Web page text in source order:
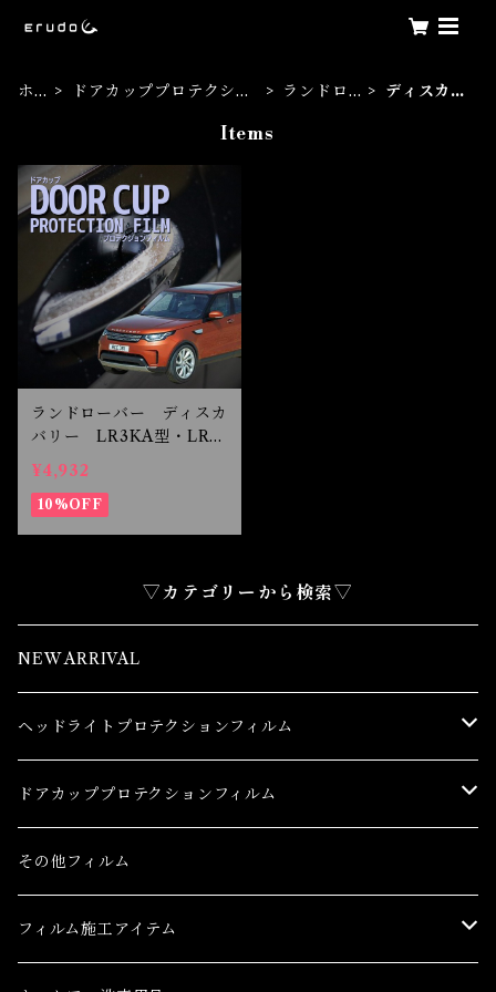
ホ
ドアカッププロテクショ
ランドロ
ディスカバ
Items
ランドローバー ディスカ
バリー LR3KA型・LR3
VA型 H29.4-R3.6 ドア
カップ保護フィルム
¥4,932
10%OFF
▽カテゴリーから検索▽
NEW ARRIVAL
ヘッドライトプロテクションフィルム
トヨタ
86(GR86)
bB
レクサス
CT
ES
日産
ドアカッププロテクションフィルム
トヨタ
86(GR86)
bB
レクサス
その他フィルム
フィルム施工アイテム